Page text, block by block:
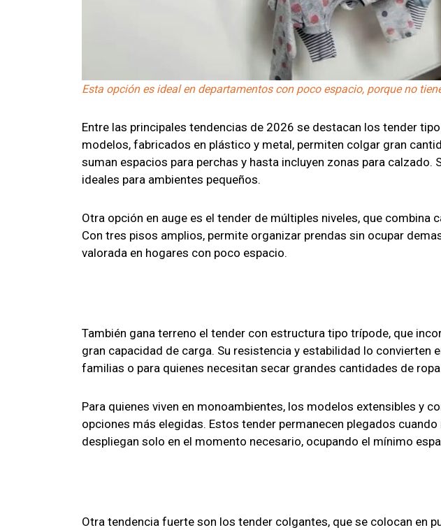
Esta opción es ideal en departamentos con poco espacio, porque no
Entre las principales tendencias de 2026 se destacan los tender
modelos, fabricados en plástico y metal, permiten colgar gran
suman espacios para perchas y hasta incluyen zonas para calzado.
ideales para ambientes pequeños.
Otra opción en auge es el tender de múltiples niveles, que combina
Con tres pisos amplios, permite organizar prendas sin ocupar
valorada en hogares con poco espacio.
También gana terreno el tender con estructura tipo trípode, que
gran capacidad de carga. Su resistencia y estabilidad lo convierten
familias o para quienes necesitan secar grandes cantidades de
Para quienes viven en monoambientes, los modelos extensibles y
opciones más elegidas. Estos tender permanecen plegados cuando
despliegan solo en el momento necesario, ocupando el mínimo
Otra tendencia fuerte son los tender colgantes, que se colocan en